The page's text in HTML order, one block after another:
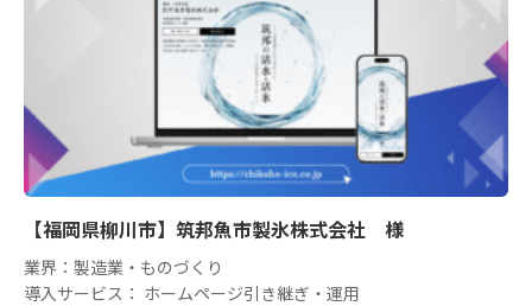
【福岡県柳川市】筑邦魚市製氷株式会社 様
業界：製造業・ものづくり
導入サービス： ホームページ引き継ぎ・運用